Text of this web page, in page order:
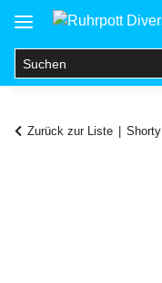
Zurück zur Liste Shorty